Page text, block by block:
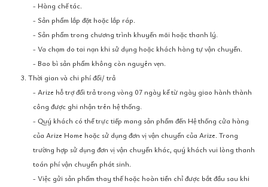
- Hàng chế tác.
- Sản phẩm lắp đặt hoặc lắp ráp.
- Sản phẩm trong chương trình khuyến mãi hoặc thanh lý.
- Va chạm do tai nạn khi sử dụng hoặc khách hàng tự vận chuyển.
- Bao bì sản phẩm không còn nguyên vẹn.
3. Thời gian và chi phí đổi/ trả
- Arize hỗ trợ đổi trả trong vòng 07 ngày kể từ ngày giao hành thành
công được ghi nhận trên hệ thống.
- Quý khách có thể trực tiếp mang sản phẩm đến Hệ thống cửa hàng
của Arize Home hoặc sử dụng đơn vị vận chuyển của Arize. Trong
trường hợp sử dụng đơn vị vận chuyển khác, quý khách vui lòng thanh
toán phí vận chuyển phát sinh.
- Việc gửi sản phẩm thay thế hoặc hoàn tiền chỉ được bắt đầu sau khi